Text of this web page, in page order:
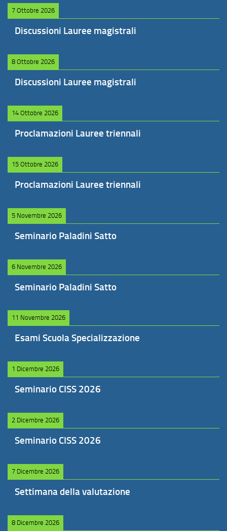
7 Ottobre 2026
Discussioni Lauree magistrali
8 Ottobre 2026
Discussioni Lauree magistrali
14 Ottobre 2026
Proclamazioni Lauree triennali
15 Ottobre 2026
Proclamazioni Lauree triennali
5 Novembre 2026
Seminario Paladini Satto
6 Novembre 2026
Seminario Paladini Satto
11 Novembre 2026
Esami Scuola Specializzazione
1 Dicembre 2026
Seminario CISS 2026
2 Dicembre 2026
Seminario CISS 2026
7 Dicembre 2026
Settimana della valutazione
8 Dicembre 2026